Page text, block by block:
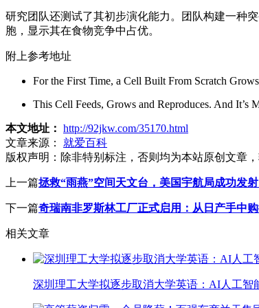
研究团队还测试了其初步演化能力。团队构建一种
胞，显示其在食物竞争中占优。
附上参考地址
For the First Time, a Cell Built From Scratch
This Cell Feeds, Grows and Reproduces. And It’s
本文地址： http://92jkw.com/35170.html
文章来源：
就爱百科
版权声明： 除非特别标注，否则均为本站原创文章
上一篇拯救“雨燕”空间天文台，美国宇航局成功发
下一篇奇瑞南非罗斯林工厂正式启用：从日产手中
相关文章
深圳理工大学拟逐步取消大学英语：AI人工智